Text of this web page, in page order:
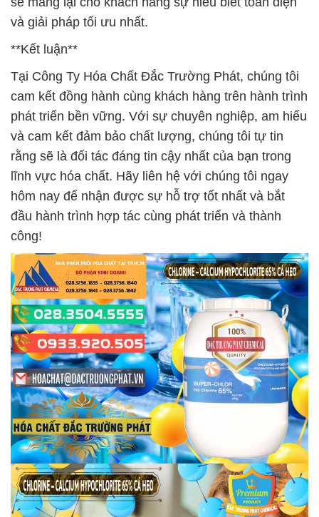
và giải pháp tối ưu nhất.
**Kết luận**
Tại Công Ty Hóa Chất Đắc Trường Phát, chúng tôi
cam kết đồng hành cùng khách hàng trên hành trình
phát triển bền vững. Với sự chuyên nghiệp, am hiểu
và cam kết đảm bảo chất lượng, chúng tôi tự tin
rằng sẽ là đối tác đáng tin cậy nhất của bạn trong
lĩnh vực hóa chất. Hãy liên hệ với chúng tôi ngay
hôm nay để nhận được sự hỗ trợ tốt nhất và bắt
đầu hành trình hợp tác cùng phát triển và thành
công!